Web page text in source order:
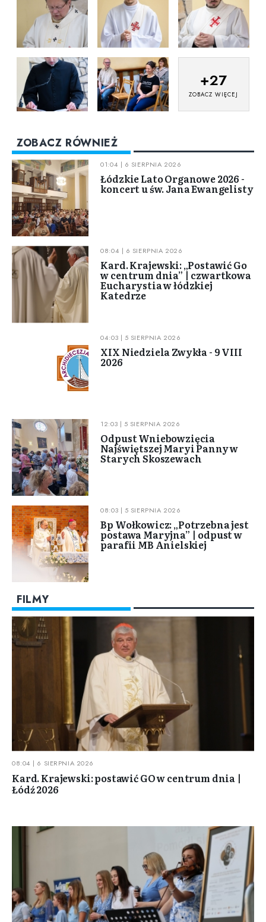
+27
ZOBACZ WIĘCEJ
ZOBACZ RÓWNIEŻ
01:04 | 6 SIERPNIA 2026
Łódzkie Lato Organowe 2026 -
koncert u św. Jana Ewangelisty
08:04 | 6 SIERPNIA 2026
Kard. Krajewski: „Postawić Go
w centrum dnia” | czwartkowa
Eucharystia w łódzkiej
Katedrze
04:03 | 5 SIERPNIA 2026
XIX Niedziela Zwykła - 9 VIII
2026
12:03 | 5 SIERPNIA 2026
Odpust Wniebowzięcia
Najświętszej Maryi Panny w
Starych Skoszewach
08:03 | 5 SIERPNIA 2026
Bp Wołkowicz: „Potrzebna jest
postawa Maryjna” | odpust w
parafii MB Anielskiej
FILMY
08:04 | 6 SIERPNIA 2026
Kard. Krajewski: postawić GO w centrum dnia |
Łódź 2026